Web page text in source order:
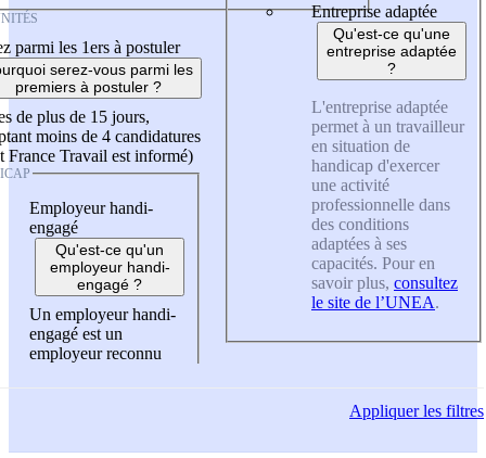
parmi les 1ers à postuler
serez-vous parmi les
premiers à postuler ?
de plus de 15 jours,
moins de 4 candidatures
France Travail est informé)
Employeur handi-
engagé
Qu'est-ce qu'un
employeur handi-
engagé ?
Un employeur handi-
engagé est un
employeur reconnu
Entreprise adaptée
Qu'est-ce qu'une
entreprise adaptée
?
L'entreprise adaptée
permet à un travailleur
en situation de
handicap d'exercer
une activité
professionnelle dans
des conditions
adaptées à ses
capacités. Pour en
savoir plus, consultez
le site de l’UNEA.
Appliquerles filtres